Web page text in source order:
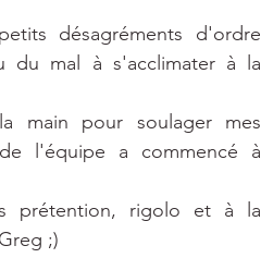
désagréments d'ordre
du mal à s'acclimater à la
main pour soulager mes
l'équipe a commencé à
prétention, rigolo et à la
;)